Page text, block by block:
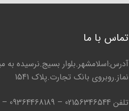
تماس با ما
آدرس:اسلامشهر.بلوار بسیج.نرسیده به
نماز.روبروی بانک تجارت.پلاک 1541
تلفن 02156346544 – 09364468189 – 09125236176